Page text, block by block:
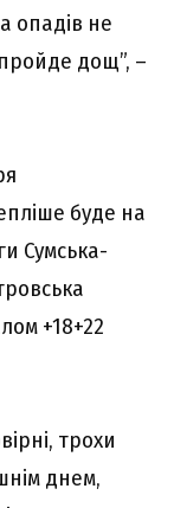
опадів не
пройде дощ”, –
буде на
Сумська-
+18+22
трохи
днем,